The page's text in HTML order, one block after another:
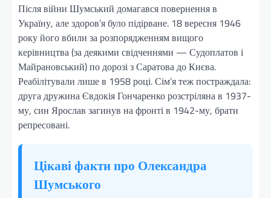
Після війни Шумський домагався повернення в
Україну, але здоров’я було підірване. 18 вересня 1946
року його вбили за розпорядженням вищого
керівництва (за деякими свідченнями — Судоплатов і
Майрановський) по дорозі з Саратова до Києва.
Реабілітували лише в 1958 році. Сім’я теж постраждала:
друга дружина Євдокія Гончаренко розстріляна в 1937-
му, син Ярослав загинув на фронті в 1942-му, брати
репресовані.
Цікаві факти про Олександра
Шумського